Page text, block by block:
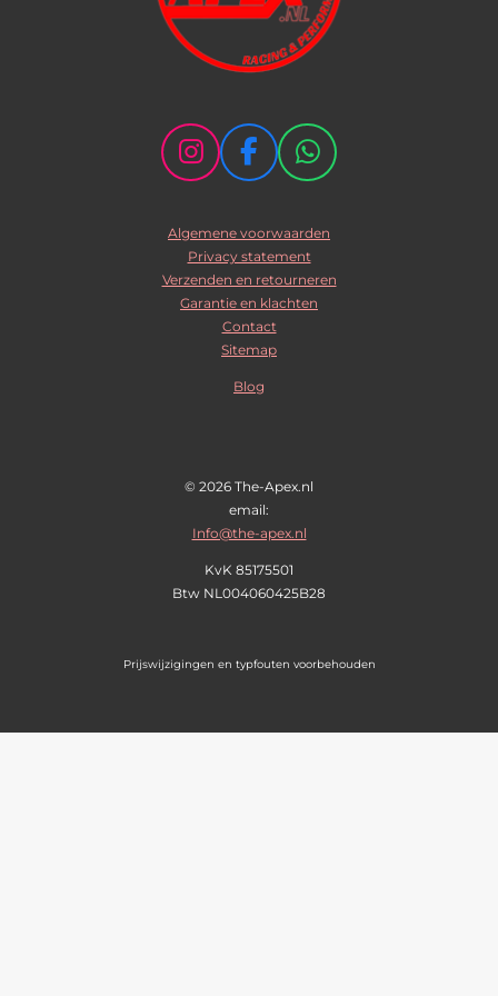
I
t
a
g
F
e
b
o
o
k
W
t
s
A
Algemene voorwaarden
Privacy statement
Verzenden en retourneren
Garantie en klachten
Contact
Sitemap
Blog
© 2026 The-Apex.nl
email:
Info@the-apex.nl
KvK 85175501
Btw NL004060425B28
Prijswijzigingen en typfouten voorbehouden